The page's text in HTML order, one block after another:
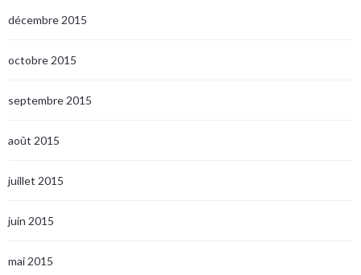
décembre 2015
octobre 2015
septembre 2015
août 2015
juillet 2015
juin 2015
mai 2015